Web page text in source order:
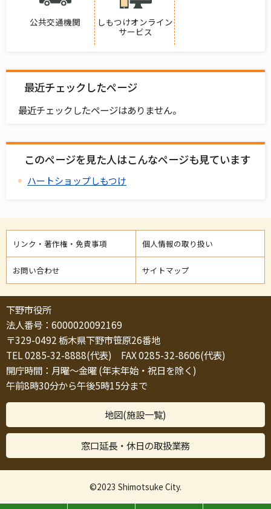
公共交通機関
しもつけオンライン
サービス
最近チェックしたページ
最近チェックしたページはありません。
このページを見た人はこんなページも見ています
ハートショップしもつけ
リンク・著作権・免責事項 個人情報の取り扱い
お問い合わせ サイトマップ
下野市役所
法人番号：6000020092169
〒329-0492 栃木県下野市笹原26番地
TEL 0285-32-8888(代表) FAX 0285-32-8606(代表)
開庁時間：月曜～金曜 (年末年始・祝日を除く)
午前8時30分から午後5時15分まで
地図(施設一覧)
窓口延長・休日の取扱業務
©2023 Shimotsuke City.